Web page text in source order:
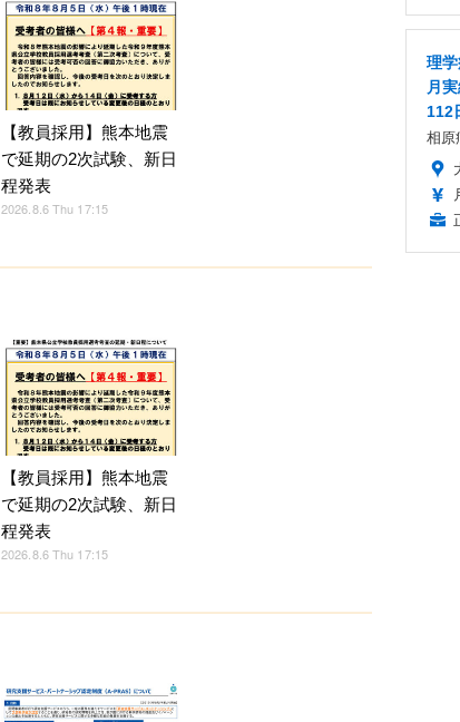
【教員採用】熊本地震
で延期の2次試験、新日
程発表
2026.8.6 Thu 17:15
【教員採用】熊本地震
で延期の2次試験、新日
程発表
2026.8.6 Thu 17:15
理
月
112
相原